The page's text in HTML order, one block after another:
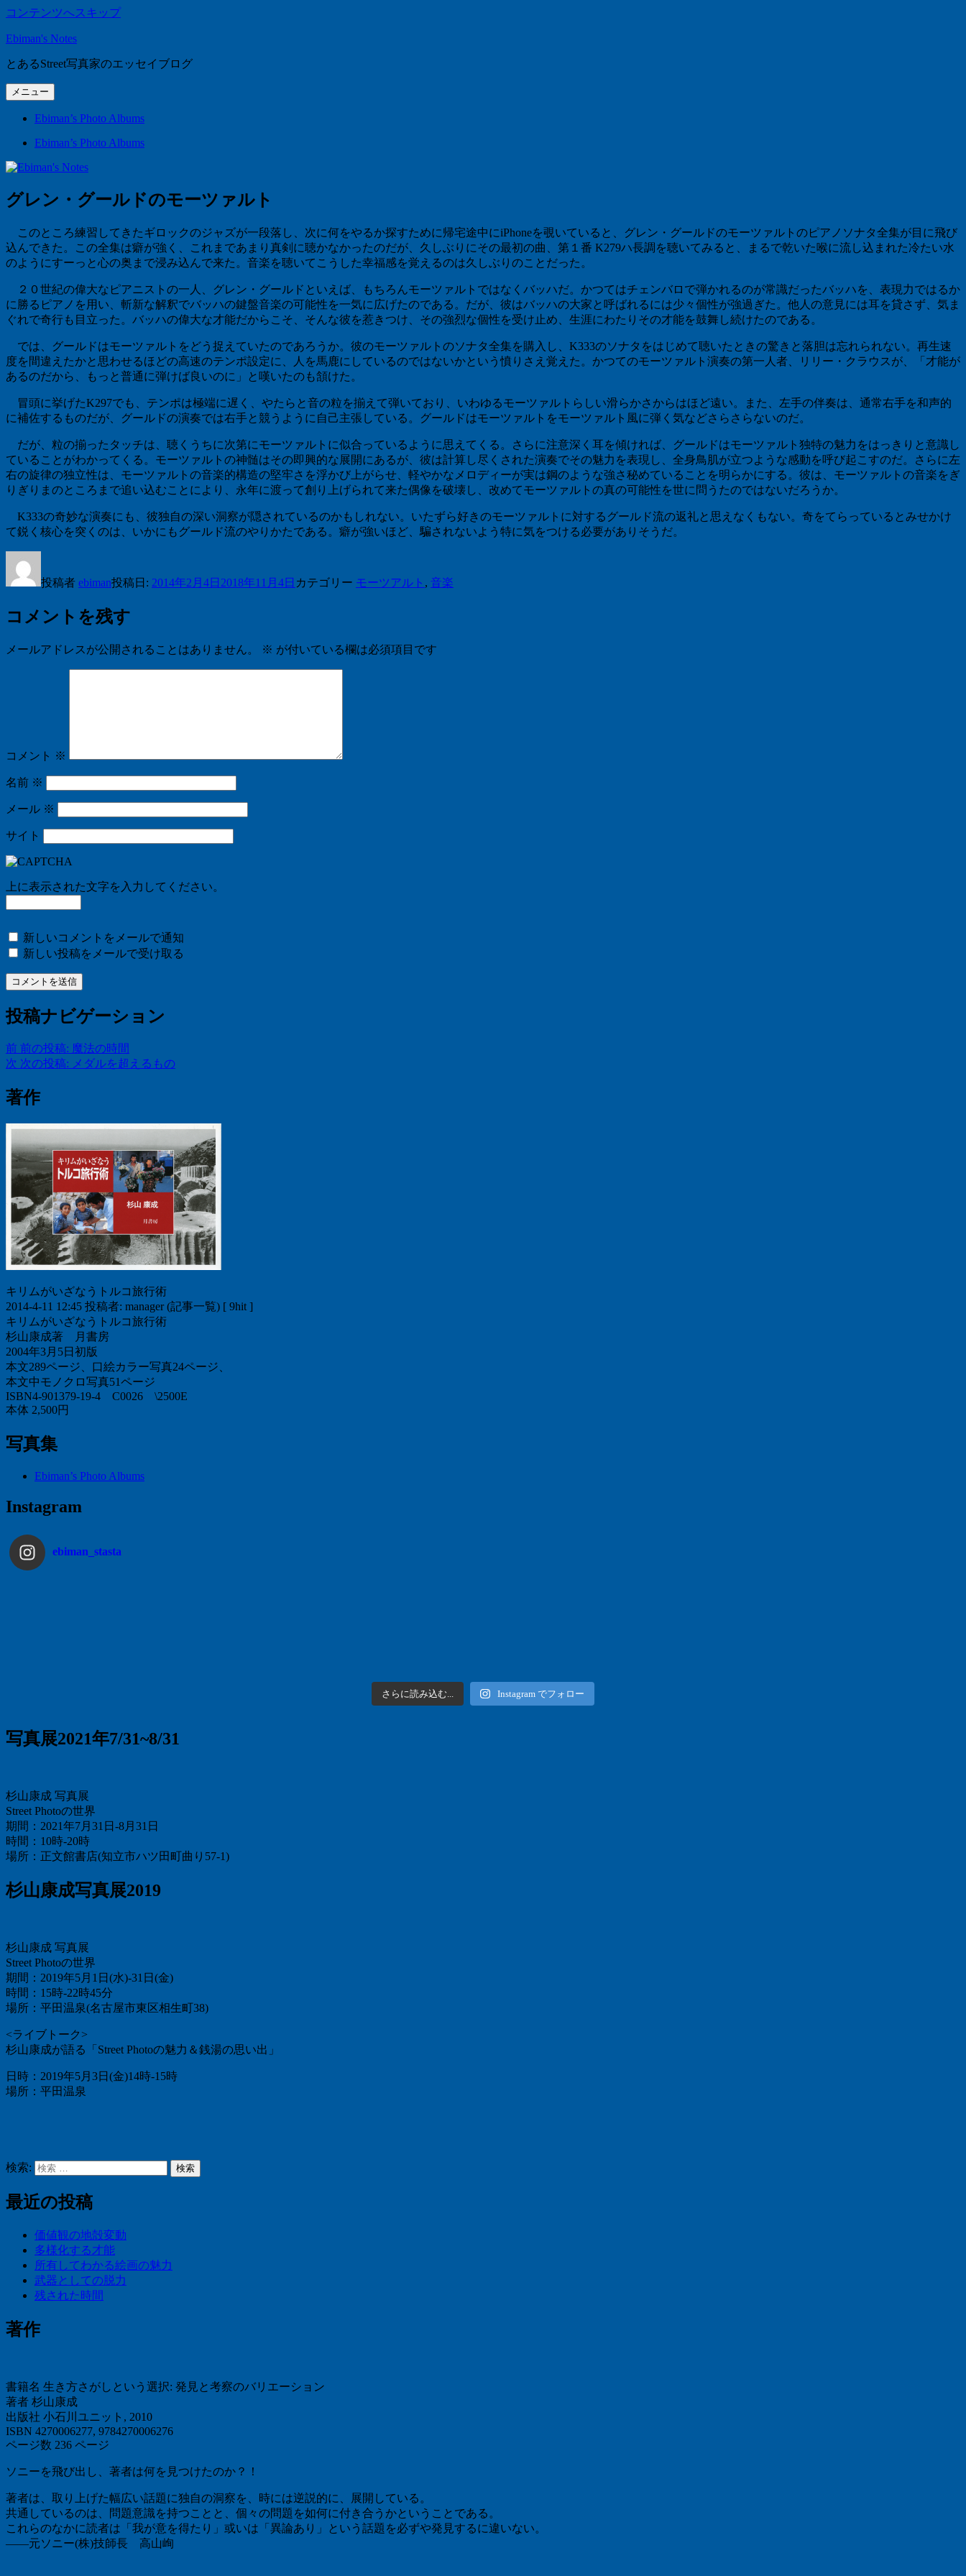
コンテンツへスキップ
Ebiman's Notes
とあるStreet写真家のエッセイブログ
メニュー
Ebiman’s Photo Albums
Ebiman’s Photo Albums
グレン・グールドのモーツァルト
このところ練習してきたギロックのジャズが一段落し、次に何をやるか探すために帰宅途中にiPhoneを覗いていると、グレン・グールドのモーツァルトのピアノソナタ全集が目に飛び
込んできた。この全集は癖が強く、これまであまり真剣に聴かなかったのだが、久しぶりにその最初の曲、第１番 K279ハ長調を聴いてみると、まるで乾いた喉に流し込まれた冷たい水
のようにすーっと心の奥まで浸み込んで来た。音楽を聴いてこうした幸福感を覚えるのは久しぶりのことだった。
２０世紀の偉大なピアニストの一人、グレン・グールドといえば、もちろんモーツァルトではなくバッハだ。かつてはチェンバロで弾かれるのが常識だったバッハを、表現力ではるか
に勝るピアノを用い、斬新な解釈でバッハの鍵盤音楽の可能性を一気に広げたのである。だが、彼はバッハの大家と呼ばれるには少々個性が強過ぎた。他人の意見には耳を貸さず、気ま
ぐれで奇行も目立った。バッハの偉大な才能だからこそ、そんな彼を惹きつけ、その強烈な個性を受け止め、生涯にわたりその才能を鼓舞し続けたのである。
では、グールドはモーツァルトをどう捉えていたのであろうか。彼のモーツァルトのソナタ全集を購入し、K333のソナタをはじめて聴いたときの驚きと落胆は忘れられない。再生速
度を間違えたかと思わせるほどの高速のテンポ設定に、人を馬鹿にしているのではないかという憤りさえ覚えた。かつてのモーツァルト演奏の第一人者、リリー・クラウスが、「才能が
あるのだから、もっと普通に弾けば良いのに」と嘆いたのも頷けた。
冒頭に挙げたK297でも、テンポは極端に遅く、やたらと音の粒を揃えて弾いており、いわゆるモーツァルトらしい滑らかさからはほど遠い。また、左手の伴奏は、通常右手を和声的
に補佐するものだが、グールドの演奏では右手と競うように自己主張している。グールドはモーツァルトをモーツァルト風に弾く気などさらさらないのだ。
だが、粒の揃ったタッチは、聴くうちに次第にモーツァルトに似合っているように思えてくる。さらに注意深く耳を傾ければ、グールドはモーツァルト独特の魅力をはっきりと意識し
ていることがわかってくる。モーツァルトの神髄はその即興的な展開にあるが、彼は計算し尽くされた演奏でその魅力を表現し、全身鳥肌が立つような感動を呼び起こすのだ。さらに左
右の旋律の独立性は、モーツァルトの音楽的構造の堅牢さを浮かび上がらせ、軽やかなメロディーが実は鋼のような強さ秘めていることを明らかにする。彼は、モーツァルトの音楽をぎ
りぎりまのところまで追い込むことにより、永年に渡って創り上げられて来た偶像を破壊し、改めてモーツァルトの真の可能性を世に問うたのではないだろうか。
K333の奇妙な演奏にも、彼独自の深い洞察が隠されているのかもしれない。いたずら好きのモーツァルトに対するグールド流の返礼と思えなくもない。奇をてらっているとみせかけ
て鋭く核心を突くのは、いかにもグールド流のやりかたである。癖が強いほど、騙されないよう特に気をつける必要がありそうだ。
投稿者 ebiman投稿日: 2014年2月4日 2018年11月4日 カテゴリー モーツアルト , 音楽
コメントを残す
メールアドレスが公開されることはありません。 ※ が付いている欄は必須項目です
コメント ※
名前 ※
メール ※
サイト
上に表示された文字を入力してください。
新しいコメントをメールで通知
新しい投稿をメールで受け取る
投稿ナビゲーション
前 前の投稿: 魔法の時間
次 次の投稿: メダルを超えるもの
著作
キリムがいざなうトルコ旅行術
2014-4-11 12:45 投稿者: manager (記事一覧) [ 9hit ]
キリムがいざなうトルコ旅行術
杉山康成著 月書房
2004年3月5日初版
本文289ページ、口絵カラー写真24ページ、
本文中モノクロ写真51ページ
ISBN4-901379-19-4 C0026 \2500E
本体 2,500円
写真集
Ebiman’s Photo Albums
Instagram
ebiman_stasta
さらに読み込む... Instagram でフォロー
写真展2021年7/31~8/31
杉山康成 写真展
Street Photoの世界
期間：2021年7月31日-8月31日
時間：10時-20時
場所：正文館書店(知立市ハツ田町曲り57-1)
杉山康成写真展2019
杉山康成 写真展
Street Photoの世界
期間：2019年5月1日(水)-31日(金)
時間：15時-22時45分
場所：平田温泉(名古屋市東区相生町38)
<ライブトーク>
杉山康成が語る「Street Photoの魅力＆銭湯の思い出」
日時：2019年5月3日(金)14時-15時
場所：平田温泉
検索: 検索
最近の投稿
価値観の地殻変動
多様化する才能
所有してわかる絵画の魅力
武器としての脱力
残された時間
著作
書籍名 生き方さがしという選択: 発見と考察のバリエーション
著者 杉山康成
出版社 小石川ユニット, 2010
ISBN 4270006277, 9784270006276
ページ数 236 ページ
ソニーを飛び出し、著者は何を見つけたのか？！
著者は、取り上げた幅広い話題に独自の洞察を、時には逆説的に、展開している。
共通しているのは、問題意識を持つことと、個々の問題を如何に付き合うかということである。
これらのなかに読者は「我が意を得たり」或いは「異論あり」という話題を必ずや発見するに違いない。
――元ソニー(株)技師長 高山峋